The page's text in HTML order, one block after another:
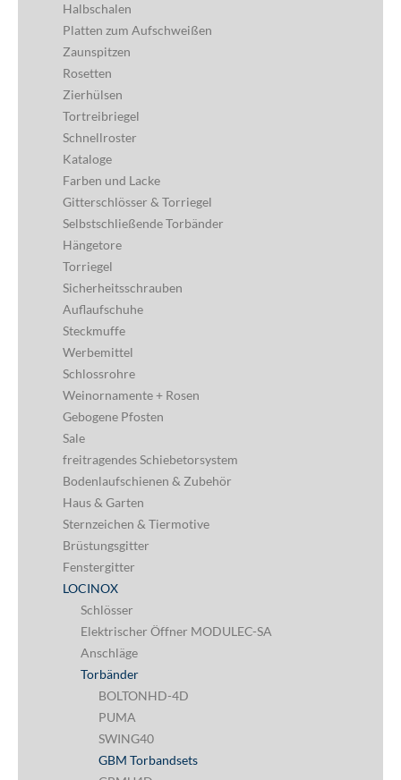
Halbschalen
Platten zum Aufschweißen
Zaunspitzen
Rosetten
Zierhülsen
Tortreibriegel
Schnellroster
Kataloge
Farben und Lacke
Gitterschlösser & Torriegel
Selbstschließende Torbänder
Hängetore
Torriegel
Sicherheitsschrauben
Auflaufschuhe
Steckmuffe
Werbemittel
Schlossrohre
Weinornamente + Rosen
Gebogene Pfosten
Sale
freitragendes Schiebetorsystem
Bodenlaufschienen & Zubehör
Haus & Garten
Sternzeichen & Tiermotive
Brüstungsgitter
Fenstergitter
LOCINOX
Schlösser
Elektrischer Öffner MODULEC-SA
Anschläge
Torbänder
BOLTONHD-4D
PUMA
SWING40
GBM Torbandsets